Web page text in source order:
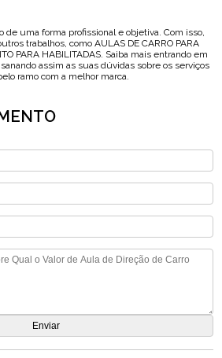
de uma forma profissional e objetiva. Com isso,
trabalhos, como AULAS DE CARRO PARA
PARA HABILITADAS. Saiba mais entrando em
assim as suas dúvidas sobre os serviços
ramo com a melhor marca.